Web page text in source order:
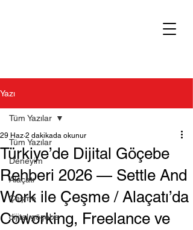
Yazı
Tüm Yazılar
Deneyim
Alaçatı
Çeşme
dijital göçebe
Tüm Yazılar
Türkiye’de Dijital Göçebe
Rehberi 2026 — Settle And
Work ile Çeşme / Alaçatı’da
Coworking, Freelance ve
29 Haz 2 dakikada okunur